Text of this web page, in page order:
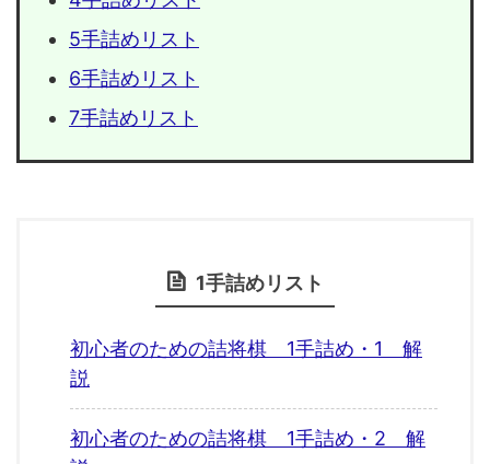
5手詰めリスト
6手詰めリスト
7手詰めリスト
1手詰めリスト
初心者のための詰将棋 1手詰め・1 解
説
初心者のための詰将棋 1手詰め・2 解